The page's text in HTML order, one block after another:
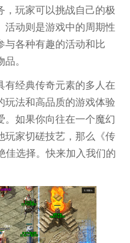
，玩家可以挑战自己的极
活动则是游戏中的周期性
与各种有趣的活动和比
。
有经典传奇元素的多人在
玩法和高品质的游戏体验
。如果你向往在一个魔幻
玩家切磋技艺，那么《传
佳选择。快来加入我们的